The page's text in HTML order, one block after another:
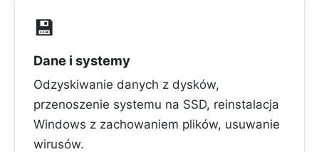
💾
Dane i systemy
Odzyskiwanie danych z dysków,
przenoszenie systemu na SSD, reinstalacja
Windows z zachowaniem plików, usuwanie
wirusów.